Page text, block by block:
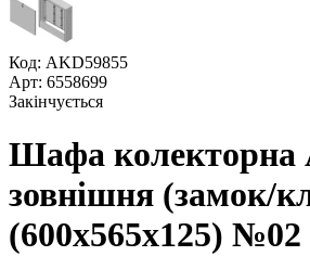
Код: AKD59855
Арт: 6558699
Закінчується
Шафа колекторна
зовнішня (замок/
(600х565х125) №02